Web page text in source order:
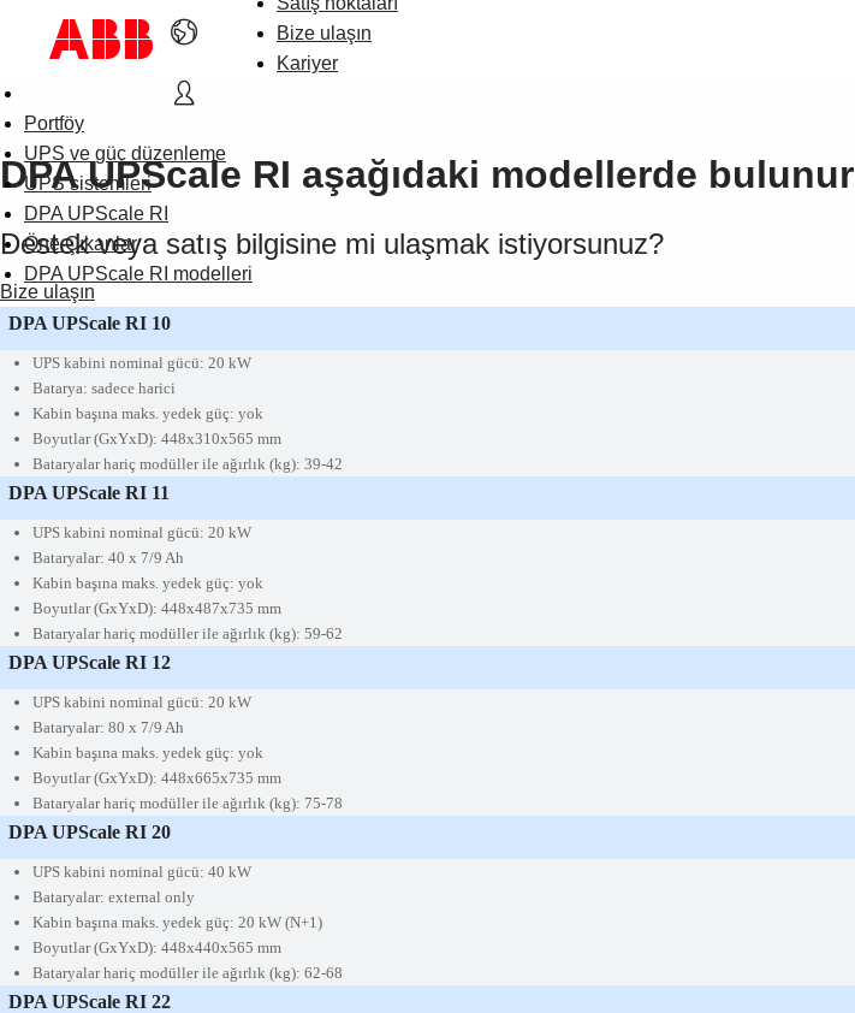
Bize ulaşın
Kariyer
Portföy
UPS ve güç düzenleme
UPS sistemleri
DPA UPScale RI
Öne Çıkanlar
DPA UPScale RI modelleri
DPA UPScale RI aşağıdaki modellerde bulunur
Destek veya satış bilgisine mi ulaşmak istiyorsunuz?
Bize ulaşın
DPA UPScale RI 10
UPS kabini nominal gücü: 20 kW
Batarya: sadece harici
Kabin başına maks. yedek güç: yok
Boyutlar(GxYxD): 448x310x565 mm
Bataryalar hariç modüller ile ağırlık (kg): 39-42
DPA UPScale RI 11
UPS kabini nominal gücü: 20 kW
Bataryalar: 40 x 7/9 Ah
Kabin başına maks. yedek güç: yok
Boyutlar(GxYxD): 448x487x735 mm
Bataryalar hariç modüller ile ağırlık (kg): 59-62
DPA UPScale RI 12
UPS kabini nominal gücü: 20 kW
Bataryalar: 80 x 7/9 Ah
Kabin başına maks. yedek güç: yok
Boyutlar (GxYxD): 448x665x735 mm
Bataryalar hariç modüller ile ağırlık (kg): 75-78
DPA UPScale RI 20
UPS kabini nominal gücü: 40 kW
Bataryalar: external only
Kabin başına maks. yedek güç: 20 kW (N+1)
Boyutlar(GxYxD): 448x440x565 mm
Bataryalar hariç modüller ile ağırlık (kg): 62-68
DPA UPScale RI 22